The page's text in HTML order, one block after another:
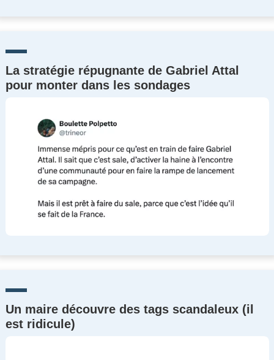
La stratégie répugnante de Gabriel Attal
pour monter dans les sondages
Un maire découvre des tags scandaleux (il
est ridicule)